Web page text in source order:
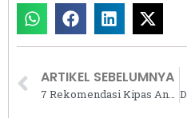
ARTIKEL SEBELUMNYA
7 Rekomendasi Kipas Angin Gantung Plafon yang Bagus 2026, Bikin Ruangan Terasa Adem dan Estetik!